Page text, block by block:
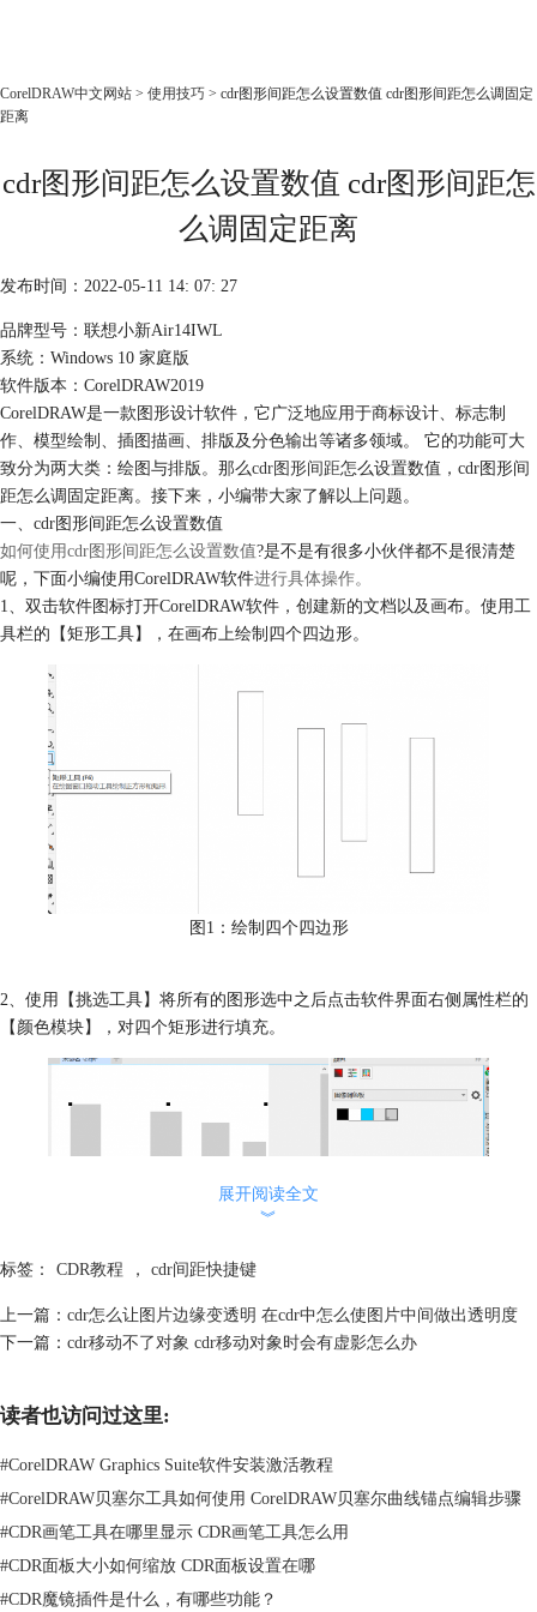
产品
教程
下载
购买
CorelDRAW中文网站 > 使用技巧 > cdr图形间距怎么设置数值 cdr图形间距怎么调固定
距离
cdr图形间距怎么设置数值 cdr图形间距怎
么调固定距离
发布时间：2022-05-11 14: 07: 27
品牌型号：联想小新Air14IWL
系统：Windows 10 家庭版
软件版本：CorelDRAW2019
CorelDRAW是一款图形设计软件，它广泛地应用于商标设计、标志制
作、模型绘制、插图描画、排版及分色输出等诸多领域。 它的功能可大
致分为两大类：绘图与排版。那么cdr图形间距怎么设置数值，cdr图形间
距怎么调固定距离。接下来，小编带大家了解以上问题。
一、cdr图形间距怎么设置数值
如何使用cdr图形间距怎么设置数值?是不是有很多小伙伴都不是很清楚
呢，下面小编使用CorelDRAW软件进行具体操作。
1、双击软件图标打开CorelDRAW软件，创建新的文档以及画布。使用工
具栏的【矩形工具】，在画布上绘制四个四边形。
图1：绘制四个四边形
2、使用【挑选工具】将所有的图形选中之后点击软件界面右侧属性栏的
【颜色模块】，对四个矩形进行填充。
图2：对矩形颜色填充
点击菜单栏的【对象】在弹出栏中选择【对齐分布】。
展开阅读全文
︾
标签： CDR教程 ， cdr间距快捷键
上一篇： cdr怎么让图片边缘变透明 在cdr中怎么使图片中间做出透明度
下一篇： cdr移动不了对象 cdr移动对象时会有虚影怎么办
读者也访问过这里:
#CorelDRAW Graphics Suite软件安装激活教程
#CorelDRAW贝塞尔工具如何使用 CorelDRAW贝塞尔曲线锚点编辑步骤
#CDR画笔工具在哪里显示 CDR画笔工具怎么用
#CDR面板大小如何缩放 CDR面板设置在哪
#CDR魔镜插件是什么，有哪些功能？